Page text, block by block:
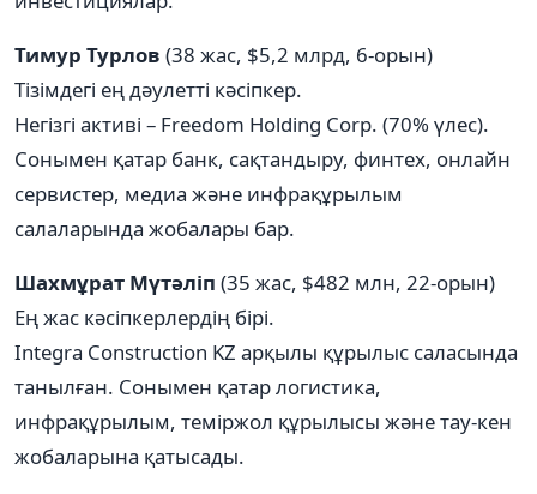
Тимур Турлов (38 жас, $5,2 млрд, 6-орын)
Тізімдегі ең дәулетті кәсіпкер.
Негізгі активі – Freedom Holding Corp. (70% үлес).
Сонымен қатар банк, сақтандыру, финтех, онлайн
сервистер, медиа және инфрақұрылым
салаларында жобалары бар.
Шахмұрат Мүтәліп (35 жас, $482 млн, 22-орын)
Ең жас кәсіпкерлердің бірі.
Integra Construction KZ арқылы құрылыс саласында
танылған. Сонымен қатар логистика,
инфрақұрылым, теміржол құрылысы және тау-кен
жобаларына қатысады.